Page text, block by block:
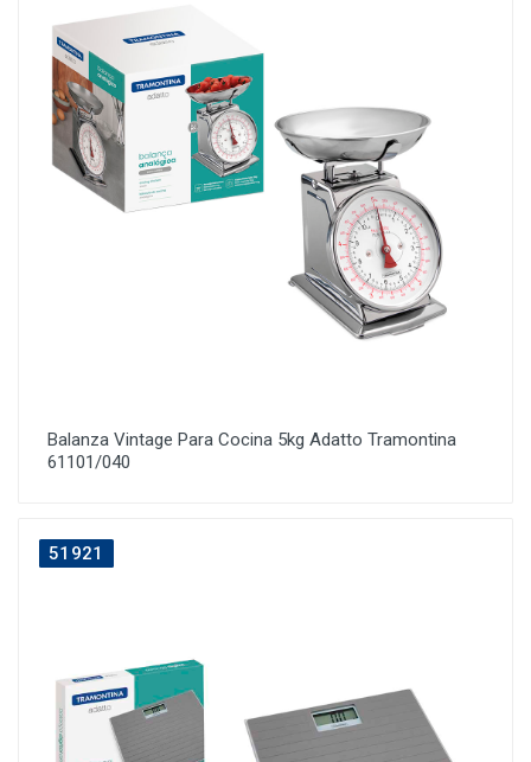
Balanza Vintage Para Cocina 5kg Adatto Tramontina
61101/040
51921